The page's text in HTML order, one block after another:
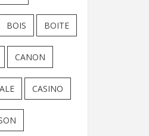
BOIS BOITE
CANON
CASINO